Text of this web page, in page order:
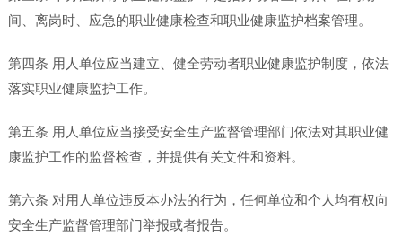
间、离岗时、应急的职业健康检查和职业健康监护档案管理。
第四条 用人单位应当建立、健全劳动者职业健康监护制度，依法
落实职业健康监护工作。
第五条 用人单位应当接受安全生产监督管理部门依法对其职业健
康监护工作的监督检查，并提供有关文件和资料。
第六条 对用人单位违反本办法的行为，任何单位和个人均有权向
安全生产监督管理部门举报或者报告。